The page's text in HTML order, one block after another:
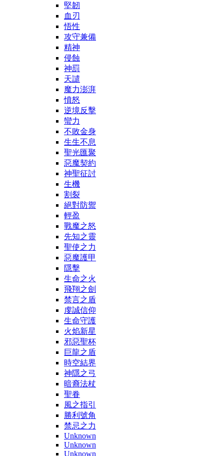
堅韌
血刃
悟性
攻守兼備
精神
侵蝕
神罰
天譴
魔力澎湃
憤怒
逆境反擊
蠻力
不敗金身
生生不息
聖光匯聚
惡魔契約
神聖征討
生機
割裂
絕對防禦
輕盈
戰魔之怒
先知之靈
聖使之力
惡魔護甲
隱擊
生命之火
飛翔之劍
禁言之盾
虔誠信仰
生命守護
火焰新星
邪惡聖杯
巨龍之盾
時空結界
神隱之弓
暗裔法杖
聖眷
風之指引
勝利號角
禁忌之力
Unknown
Unknown
Unknown